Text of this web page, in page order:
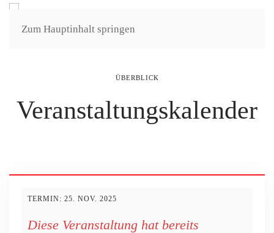
Zum Hauptinhalt springen
ÜBERBLICK
Veranstaltungs­kalender
TERMIN: 25. NOV. 2025
Diese Veranstaltung hat bereits